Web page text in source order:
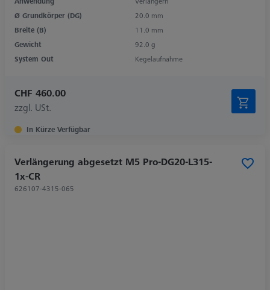
Ø Grundkörper (DG)
20.0 mm
Breite (B)
11.0 mm
Gewicht
92.0 g
System Out
Kegelaufnahme
CHF 460.00
zzgl. USt.
In Kürze Verfügbar
Verlängerung abgesetzt M5 Pro-DG20-L315-
1x-CR
626107-4315-065